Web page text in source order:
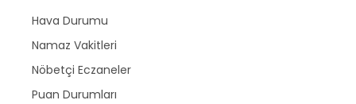
Hava Durumu
Namaz Vakitleri
Nöbetçi Eczaneler
Puan Durumları